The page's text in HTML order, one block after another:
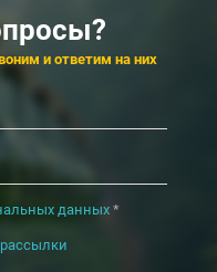
4.2
и ответим на них
данных*